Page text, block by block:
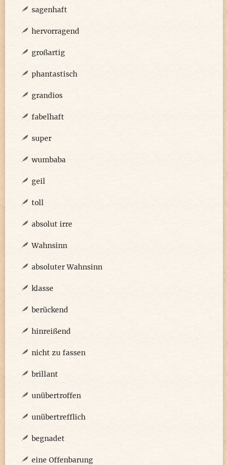
sagenhaft
hervorragend
großartig
phantastisch
grandios
fabelhaft
super
wumbaba
geil
toll
absolut irre
Wahnsinn
absoluter Wahnsinn
klasse
berückend
hinreißend
nicht zu fassen
brillant
unübertroffen
unübertrefflich
begnadet
eine Offenbarung